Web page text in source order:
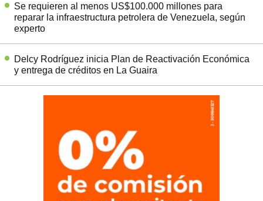
Se requieren al menos US$100.000 millones para
reparar la infraestructura petrolera de Venezuela, según
experto
Delcy Rodríguez inicia Plan de Reactivación Económica
y entrega de créditos en La Guaira